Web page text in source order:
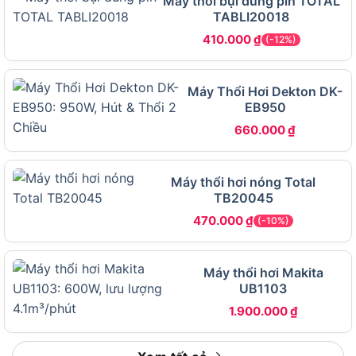
thổi bụi Total TABLI20323TABLI20018
410.000₫ (-12%)
Máy Thổi Hơi Dekton DK-
EB950
660.000₫
Máy thổi hơi nóng Total
TB20045
470.000₫ (-10%)
Máy thổi hơi Makita
UB1103
1.900.000₫